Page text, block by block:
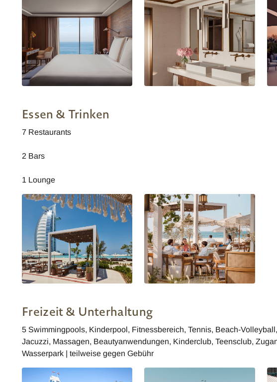
Essen & Trinken
7 Restaurants
2 Bars
1 Lounge
Freizeit & Unterhaltung
5 Swimmingpools, Kinderpool, Fitnessbereich, Tennis, Beach-
Jacuzzi, Massagen, Beautyanwendungen, Kinderclub, Teensclub,
Wasserpark | teilweise gegen Gebühr